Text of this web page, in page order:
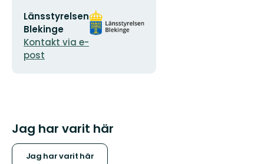
E-
postadress
Länsstyrelsen
Blekinge
Kontakt via e-
post
Organisationens
logotyp
Jag har varit här
Jag har varit här